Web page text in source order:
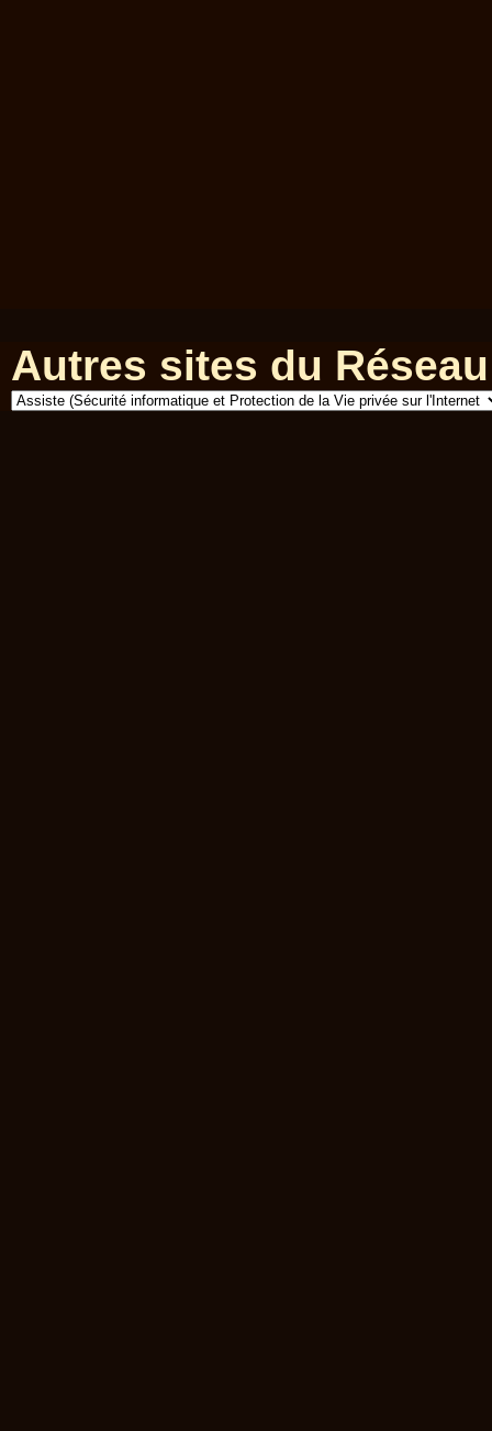
Autres sites du